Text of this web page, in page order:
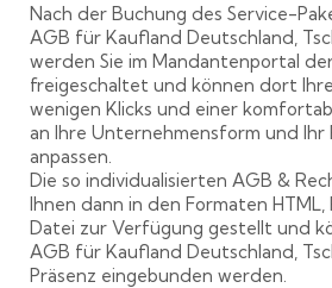
Nach der Buchung des Service-
AGB für Kaufland Deutschland,
werden Sie im Mandantenportal
freigeschaltet und können dort
wenigen Klicks und einer
an Ihre Unternehmensform und
anpassen.
Die so individualisierten AGB &
Ihnen dann in den Formaten HTML,
Datei zur Verfügung gestellt und
AGB für Kaufland Deutschland,
Präsenz eingebunden werden.